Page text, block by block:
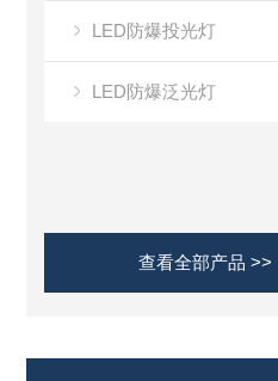
LED防爆投光灯
LED防爆泛光灯
查看全部产品 >>